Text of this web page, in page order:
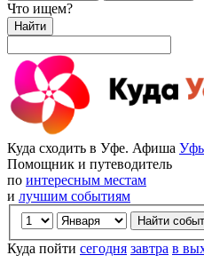
Что ищем?
Найти
Куда сходить в Уфе. Афиша
Помощник и путеводитель
по интересным местам
и лучшим событиям
Куда пойти сегодня завтра в